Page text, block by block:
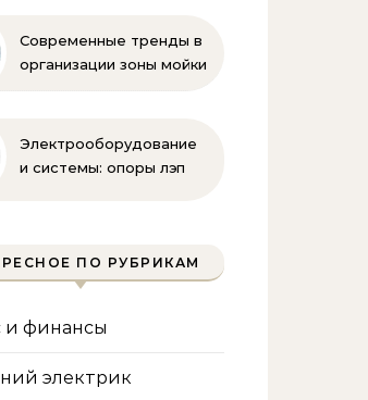
Современные тренды в
организации зоны мойки
Электрооборудование
и системы: опоры лэп
ПО РУБРИКАМ
и финансы
электрик